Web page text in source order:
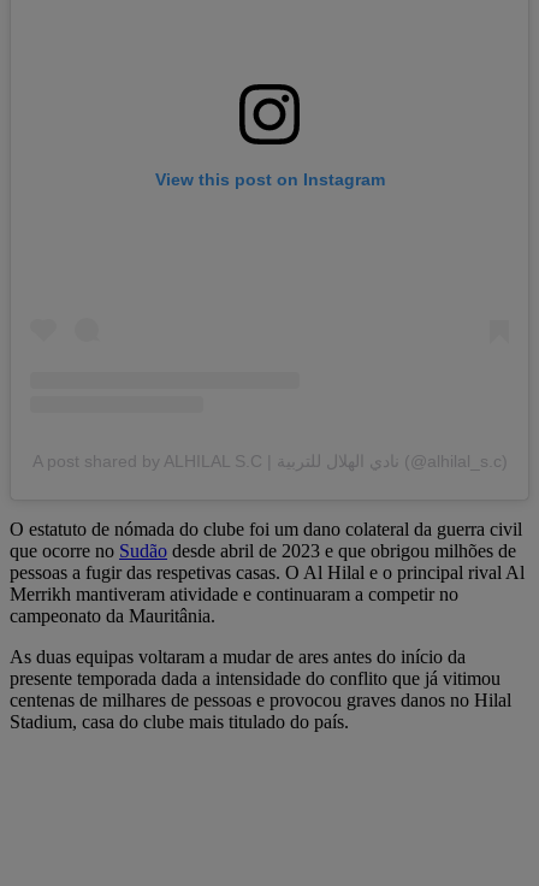
View this post on Instagram
A post shared by ALHILAL S.C | نادي الهلال للتربية (@alhilal_s.c)
O estatuto de nómada do clube foi um dano colateral da guerra civil
que ocorre no Sudão desde abril de 2023 e que obrigou milhões de
pessoas a fugir das respetivas casas. O Al Hilal e o principal rival Al
Merrikh mantiveram atividade e continuaram a competir no
campeonato da Mauritânia.
As duas equipas voltaram a mudar de ares antes do início da
presente temporada dada a intensidade do conflito que já vitimou
centenas de milhares de pessoas e provocou graves danos no Hilal
Stadium, casa do clube mais titulado do país.